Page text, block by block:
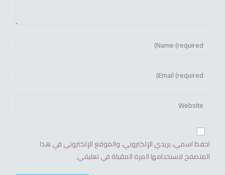
احفظ اسمي، بريدي الإلكتروني، والموقع الإلكتروني في هذا
المتصفح لاستخدامها المرة المقبلة في تعليقي.